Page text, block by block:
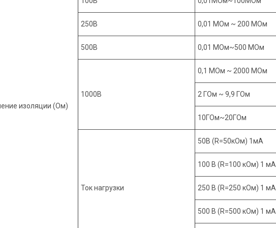
изоляции (Ом)
250В 0,01 МОм ~ 200 МОм
500В 0,01 МОм~500 МОм
1000В
0,1 МОм ~ 2000 МОм
2 ГОм ~ 9,9 ГОм
10ГОм~20ГОм
Ток нагрузки
50В (R=50кОм) 1мА
100 В (R=100 кОм) 1 мА
250 В (R=250 кОм) 1 мА
500 В (R=500 кОм) 1 мА